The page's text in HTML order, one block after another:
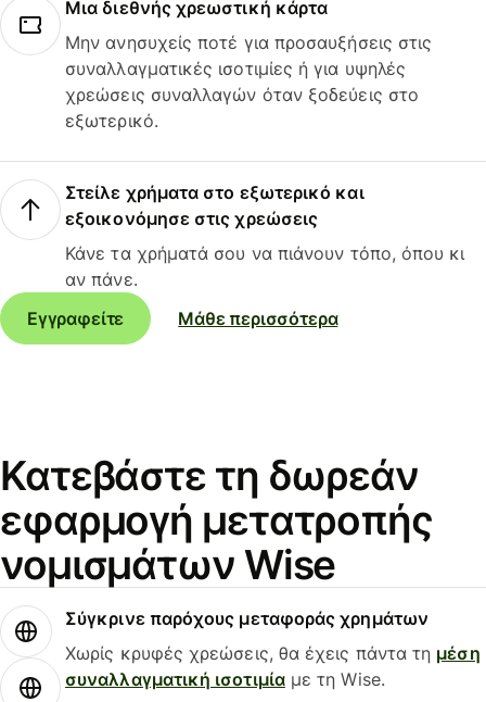
Μια διεθνής χρεωστική κάρτα
Μην ανησυχείς ποτέ για προσαυξήσεις στις
συναλλαγματικές ισοτιμίες ή για υψηλές
χρεώσεις συναλλαγών όταν ξοδεύεις στο
εξωτερικό.
Στείλε χρήματα στο εξωτερικό και
εξοικονόμησε στις χρεώσεις
Κάνε τα χρήματά σου να πιάνουν τόπο, όπου κι
αν πάνε.
Εγγραφείτε
Μάθε περισσότερα
Κατεβάστε τη δωρεάν
εφαρμογή μετατροπής
νομισμάτων Wise
Σύγκρινε παρόχους μεταφοράς χρημάτων
Χωρίς κρυφές χρεώσεις, θα έχεις πάντα τη μέση
συναλλαγματική ισοτιμίαμε τη Wise.